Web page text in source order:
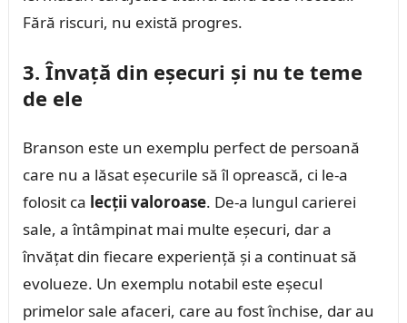
Fără riscuri, nu există progres.
3. Învață din eșecuri și nu te teme
de ele
Branson este un exemplu perfect de persoană
care nu a lăsat eșecurile să îl oprească, ci le-a
folosit ca lecții valoroase. De-a lungul carierei
sale, a întâmpinat mai multe eșecuri, dar a
învățat din fiecare experiență și a continuat să
evolueze. Un exemplu notabil este eșecul
primelor sale afaceri, care au fost închise, dar au